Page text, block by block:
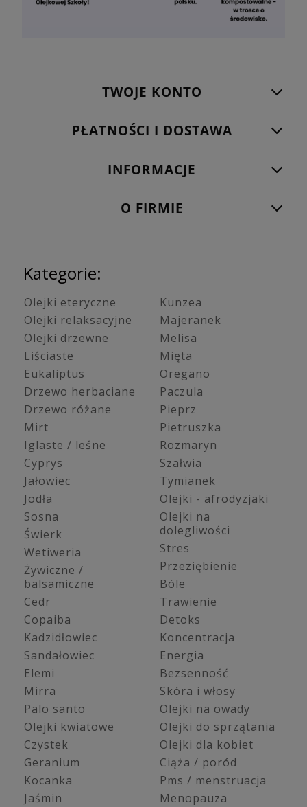
TWOJE KONTO
PŁATNOŚCI I DOSTAWA
INFORMACJE
O FIRMIE
Kategorie:
Olejki eteryczne
Olejki relaksacyjne
Olejki drzewne
Liściaste
Eukaliptus
Drzewo herbaciane
Drzewo różane
Mirt
Iglaste / leśne
Cyprys
Jałowiec
Jodła
Sosna
Świerk
Wetiweria
Żywiczne /
balsamiczne
Cedr
Copaiba
Kadzidłowiec
Sandałowiec
Elemi
Mirra
Palo santo
Olejki kwiatowe
Czystek
Geranium
Kocanka
Jaśmin
Kunzea
Majeranek
Melisa
Mięta
Oregano
Paczula
Pieprz
Pietruszka
Rozmaryn
Szałwia
Tymianek
Olejki - afrodyzjaki
Olejki na
dolegliwości
Stres
Przeziębienie
Bóle
Trawienie
Detoks
Koncentracja
Energia
Bezsenność
Skóra i włosy
Olejki na owady
Olejki do sprzątania
Olejki dla kobiet
Ciąża / poród
Pms / menstruacja
Menopauza